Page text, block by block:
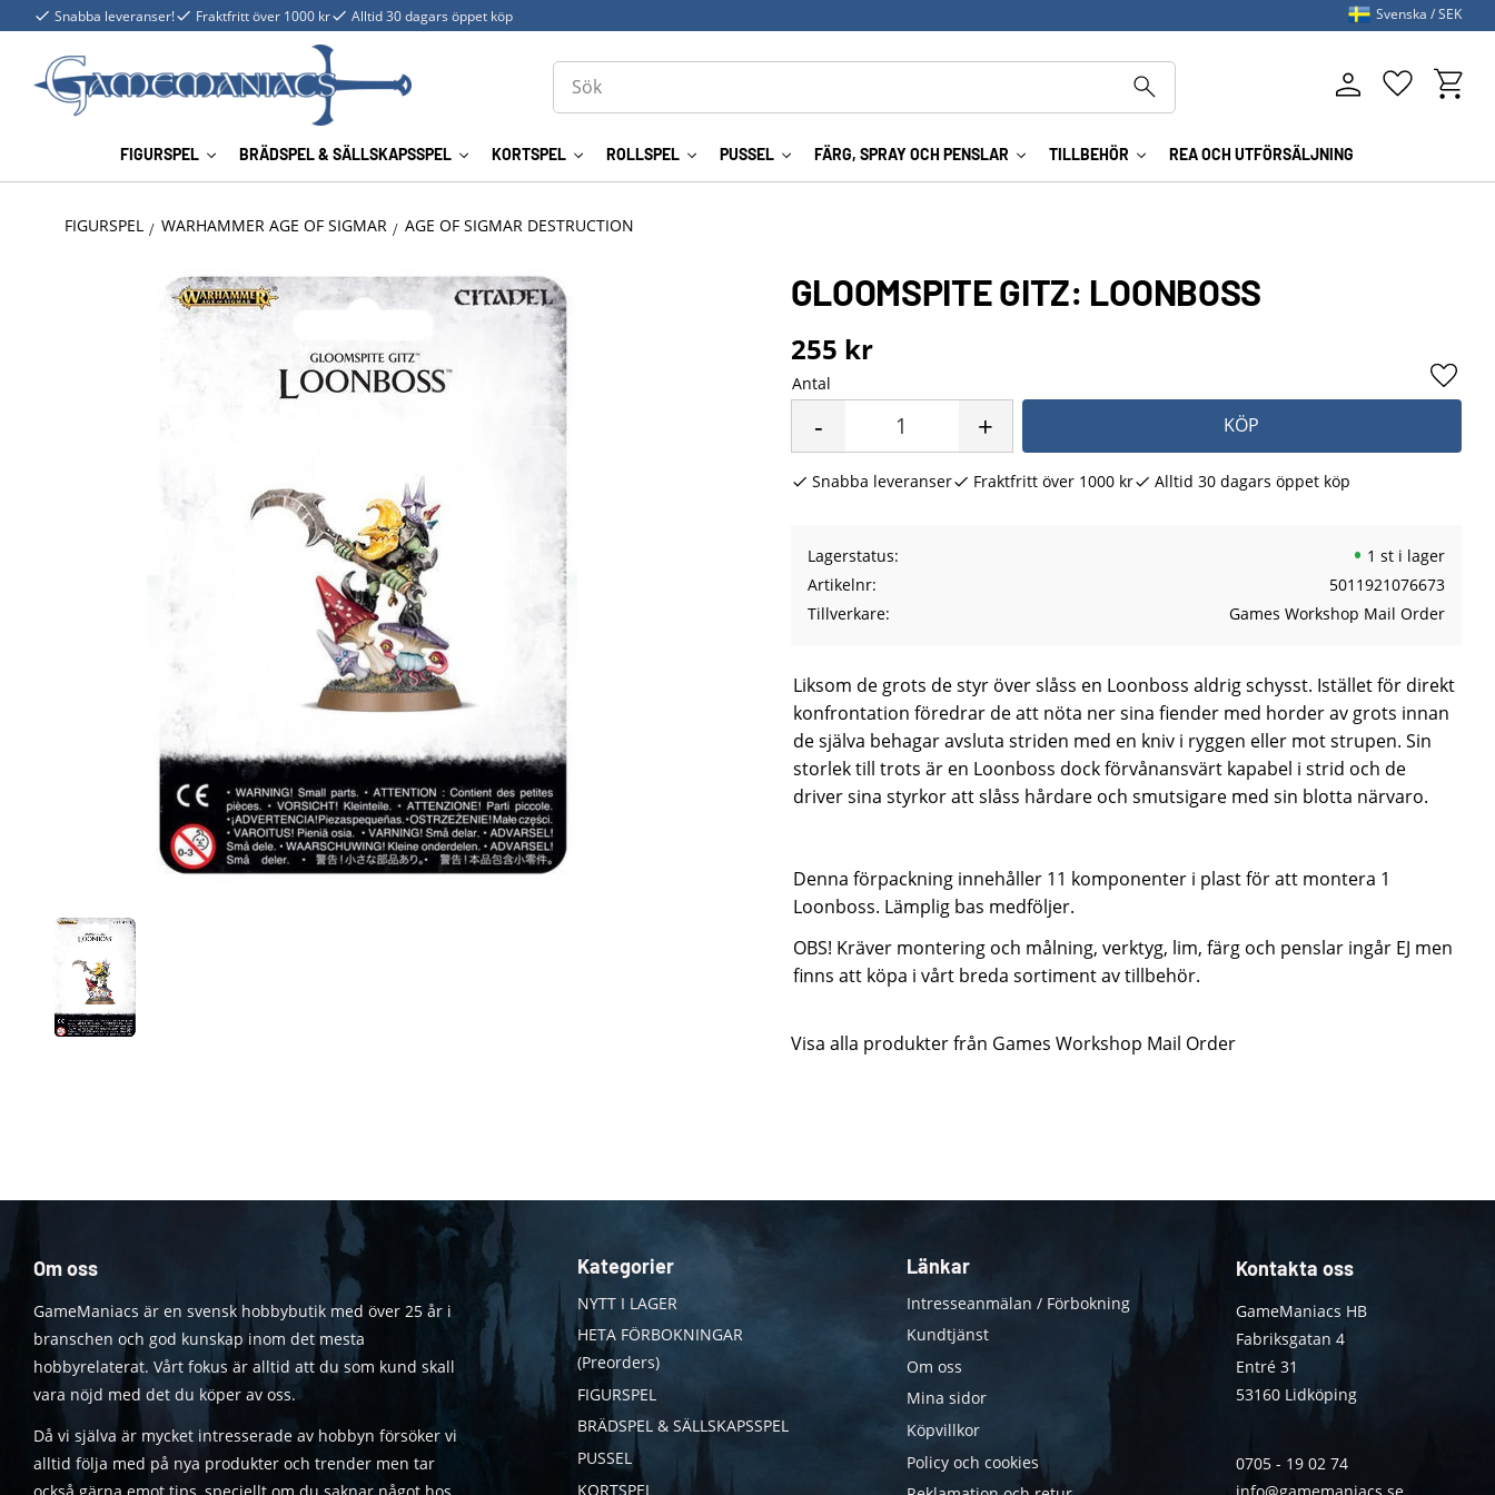
Snabba leveranser! Fraktfritt över 1000 kr Alltid 30 dagars öppet köp
FIGURSPEL BRÄDSPEL & SÄLLSKAPSSPEL KORTSPEL ROLLSPEL PUSSEL FÄRG, SPRAY OCH PENSLAR TILLBEHÖR REA OCH UTFÖRSÄLJNING
Favoriter
Svenska SEK
FIGURSPEL WARHAMMER AGE OF SIGMAR AGE OF SIGMAR DESTRUCTION
GLOOMSPITE GITZ: LOONBOSS
255 kr
Antal
+
- KÖP
Lägg
Snabba leveranser Fraktfritt över 1000 kr Alltid 30 dagars öppet köp
Lagerstatus
1 st i lager
Artikelnr
5011921076673
Tillverkare
Games Workshop Mail Order
Liksom de grots de styr över slåss en Loonboss aldrig schysst. Istället för direkt
konfrontation föredrar de att nöta ner sina fiender med horder av grots innan
de själva behagar avsluta striden med en kniv i ryggen eller mot strupen. Sin
storlek till trots är en Loonboss dock förvånansvärt kapabel i strid och de
driver sina styrkor att slåss hårdare och smutsigare med sin blotta närvaro.
Denna förpackning innehåller 11 komponenter i plast för att montera 1
Loonboss. Lämplig bas medföljer.
OBS! Kräver montering och målning, verktyg, lim, färg och penslar ingår EJ men
finns att köpa i vårt breda sortiment av tillbehör.
Visa alla produkter från Games Workshop Mail Order
Om oss
GameManiacs är en svensk hobbybutik med över 25 år i
branschen och god kunskap inom det mesta
hobbyrelaterat. Vårt fokus är alltid att du som kund skall
vara nöjd med det du köper av oss.
Då vi själva är mycket intresserade av hobbyn försöker vi
alltid följa med på nya produkter och trender men tar
Kategorier
NYTT I LAGER
HETA FÖRBOKNINGAR
(Preorders)
FIGURSPEL
BRÄDSPEL & SÄLLSKAPSSPEL
PUSSEL
KORTSPEL
Länkar
Intresseanmälan / Förbokning
Kundtjänst
Om oss
Mina sidor
Köpvillkor
Policy och cookies
Kontakta oss
GameManiacs HB
Fabriksgatan 4
Entré 31
53160 Lidköping
0705 - 19 02 74